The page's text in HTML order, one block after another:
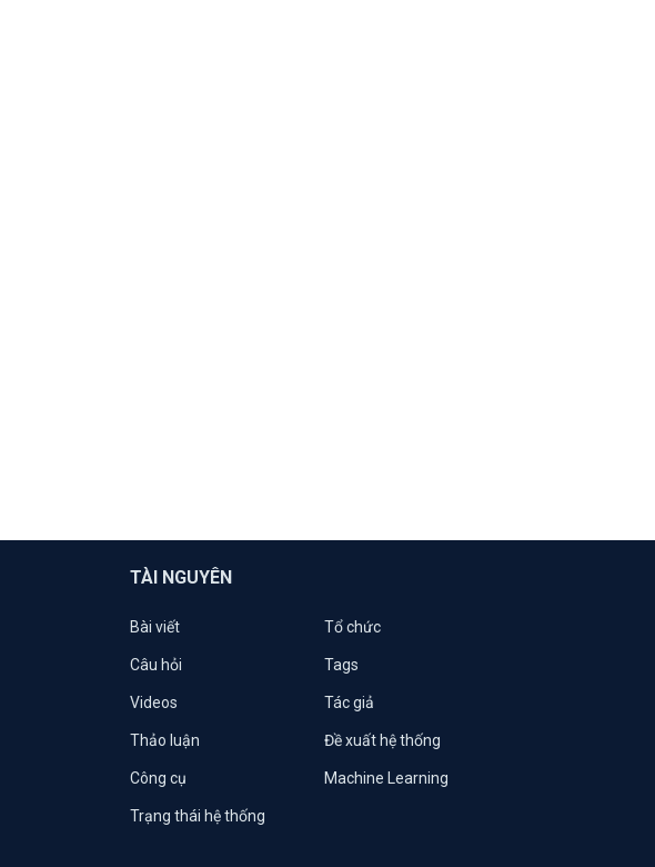
TÀI NGUYÊN
Bài viết Tổ chức
Câu hỏi Tags
Videos Tác giả
Thảo luận Đề xuất hệ thống
Công cụ Machine Learning
Trạng thái hệ thống